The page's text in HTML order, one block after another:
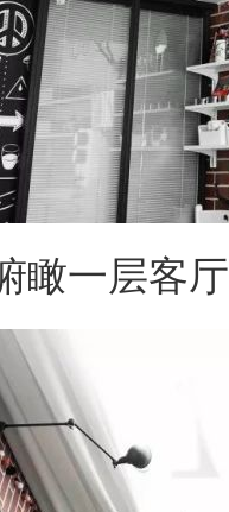
瞰一层客厅